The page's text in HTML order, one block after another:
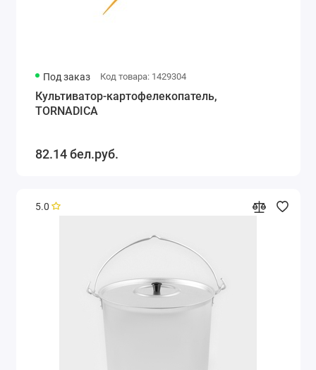
Под заказ Код товара: 1429304
Культиватор-картофелекопатель,
TORNADICA
82.14 бел.руб.
5.0